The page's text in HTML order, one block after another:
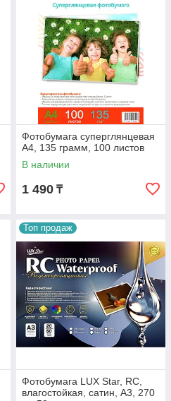
Фотобумага суперглянцевая
А4, 135 грамм, 100 листов
В наличии
1 490 ₸
Топ продаж
Фотобумага LUX Star, RC,
влагостойкая, сатин, A3, 270